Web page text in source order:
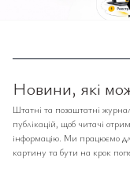
Новини, які
Штатні та позаштатні
публікацій, щоб читачі
інформацію. Ми працюємо
картину та бути на крок